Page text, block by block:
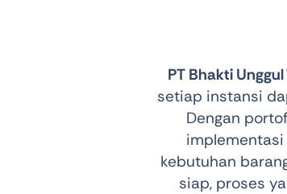
Shop AccesoriesPT Bhakti
setiap instansi
Dengan
kebutuhan
siap, proses